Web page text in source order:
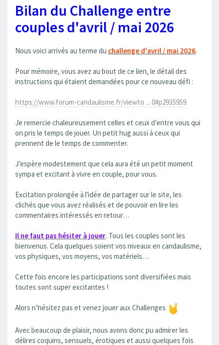
Bilan du Challenge entre
couples d'avril / mai 2026
Nous voici arrivés au terme du challenge d'avril / mai 2026.
Pour mémoire, vous avez au bout de ce lien, le détail des
instructions qui étaient demandées pour ce nouveau défi :
https://www.forum-candaulisme.fr/viewto ... 0#p2935959
Je remercie chaleureusement celles et ceux d’entre vous qui
on pris le temps de jouer. Un petit hug aussi à ceux qui
prennent de le temps de commenter.
J’espère modestement que cela aura été un petit moment
sympa et excitant à vivre en couple, pour vous.
Excitation prolongée à l'idée de partager sur le site, les
clichés que vous avez réalisés et de pouvoir en lire les
commentaires intéressés en retour…
Il ne faut pas hésiter à jouer. Tous les couples sont les
bienvenus. Cela quelques soient vos niveaux en candaulisme,
vos physiques, vos moyens, vos matériels…
Cette fois encore les participations sont diversifiées mais
toutes sont super excitantes !
Alors n’hésitez pas et venez jouer aux Challenges
Avec beaucoup de plaisir, nous avons donc pu admirer les
délires coquins, sensuels, érotiques et aussi quelques fois